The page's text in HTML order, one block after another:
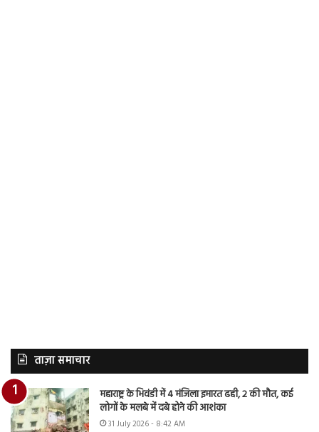
ताज़ा समाचार
महाराष्ट्र के भिवंडी में 4 मंजिला इमारत ढही, 2 की मौत, कई
लोगों के मलबे में दबे होने की आशंका
31 July 2026 - 8:42 AM